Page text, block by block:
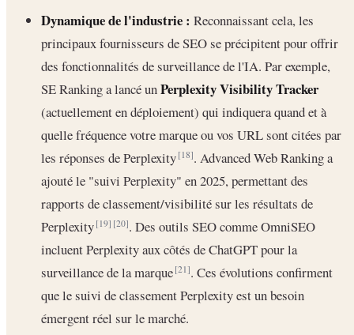
Dynamique de l'industrie : Reconnaissant cela, les
principaux fournisseurs de SEO se précipitent pour offrir
des fonctionnalités de surveillance de l'IA. Par exemple,
SE Ranking a lancé unPerplexity Visibility Tracker
(actuellement en déploiement) qui indiquera quand et à
quelle fréquence votre marque ou vos URL sont citées par
les réponses de Perplexity[18]. Advanced Web Ranking a
ajouté le "suivi Perplexity" en 2025, permettant des
rapports de classement/visibilité sur les résultats de
Perplexity[19] [20]. Des outils SEO comme OmniSEO
incluent Perplexity aux côtés de ChatGPT pour la
surveillance de la marque[21]. Ces évolutions confirment
que le suivi de classement Perplexity est un besoin
émergent réel sur le marché.